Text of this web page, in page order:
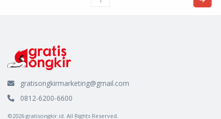
gratisongkirmarketing@gmail.com
0812-6200-6600
©2026 gratisongkir.id. All Rights Reserved.